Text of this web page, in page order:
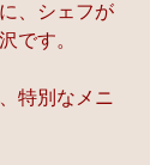
、シェフが
です。
特別なメニ